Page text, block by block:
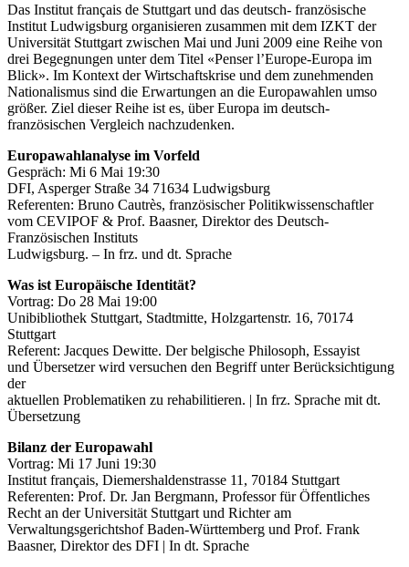
Das Institut français de Stuttgart und das deutsch- französische
Institut Ludwigsburg organisieren zusammen mit dem IZKT der
Universität Stuttgart zwischen Mai und Juni 2009 eine Reihe von
drei Begegnungen unter dem Titel «Penser l’Europe-Europa im
Blick». Im Kontext der Wirtschaftskrise und dem zunehmenden
Nationalismus sind die Erwartungen an die Europawahlen umso
größer. Ziel dieser Reihe ist es, über Europa im deutsch-
französischen Vergleich nachzudenken.
Europawahlanalyse im Vorfeld
Gespräch: Mi 6 Mai 19:30
DFI, Asperger Straße 34 71634 Ludwigsburg
Referenten: Bruno Cautrès, französischer Politikwissenschaftler
vom CEVIPOF & Prof. Baasner, Direktor des Deutsch-
Französischen Instituts
Ludwigsburg. – In frz. und dt. Sprache
Was ist Europäische Identität?
Vortrag: Do 28 Mai 19:00
Unibibliothek Stuttgart, Stadtmitte, Holzgartenstr. 16, 70174
Stuttgart
Referent: Jacques Dewitte. Der belgische Philosoph, Essayist
und Übersetzer wird versuchen den Begriff unter Berücksichtigung
der
aktuellen Problematiken zu rehabilitieren. | In frz. Sprache mit dt.
Übersetzung
Bilanz der Europawahl
Vortrag: Mi 17 Juni 19:30
Institut français, Diemershaldenstrasse 11, 70184 Stuttgart
Referenten: Prof. Dr. Jan Bergmann, Professor für Öffentliches
Recht an der Universität Stuttgart und Richter am
Verwaltungsgerichtshof Baden-Württemberg und Prof. Frank
Baasner, Direktor des DFI | In dt. Sprache